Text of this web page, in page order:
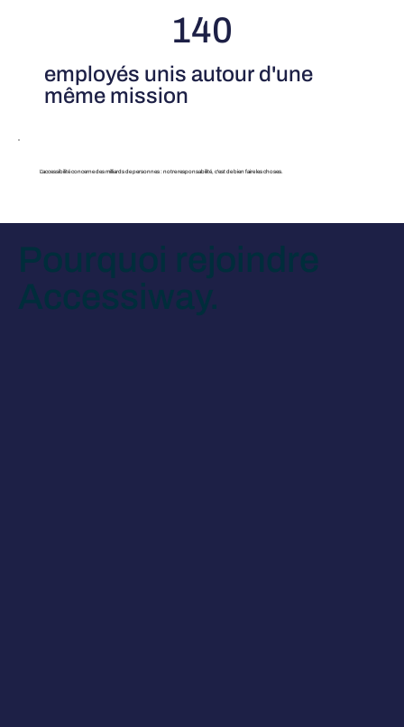
140
employés unis autour d'une
même mission
L'accessibilité concerne des milliards de personnes : notre responsabilité, c'est de bien faire les choses.
Pourquoi rejoindre
Accessiway.